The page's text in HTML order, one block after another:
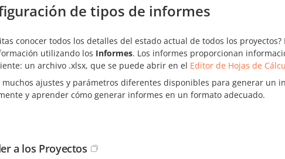
de tipos de informes
conocer todos los detalles del estado actual de todos los
utilizando los Informes. Los informes proporcionan
un archivo .xlsx, que se puede abrir en el Editor de Hojas de
muchos ajustes y parámetros diferentes disponibles para generar un
y aprender cómo generar informes en un formato adecuado.
a los Proyectos